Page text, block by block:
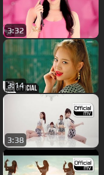
3:32
3:14
3:38